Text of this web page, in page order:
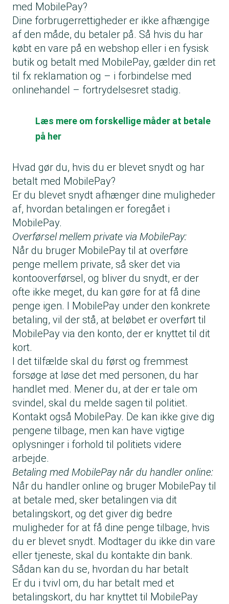
med MobilePay?
Dine forbrugerrettigheder er ikke afhængige
af den måde, du betaler på. Så hvis du har
købt en vare på en webshop eller i en fysisk
butik og betalt med MobilePay, gælder din ret
til fx reklamation og – i forbindelse med
onlinehandel – fortrydelsesret stadig.
Læs mere om forskellige måder at betale
på her
Hvad gør du, hvis du er blevet snydt og har
betalt med MobilePay?
Er du blevet snydt afhænger dine muligheder
af, hvordan betalingen er foregået i
MobilePay.
Overførsel mellem private via MobilePay:
Når du bruger MobilePay til at overføre
penge mellem private, så sker det via
kontooverførsel, og bliver du snydt, er der
ofte ikke meget, du kan gøre for at få dine
penge igen. I MobilePay under den konkrete
betaling, vil der stå, at beløbet er overført til
MobilePay via den konto, der er knyttet til dit
kort.
I det tilfælde skal du først og fremmest
forsøge at løse det med personen, du har
handlet med. Mener du, at der er tale om
svindel, skal du melde sagen til politiet.
Kontakt også MobilePay. De kan ikke give dig
pengene tilbage, men kan have vigtige
oplysninger i forhold til politiets videre
arbejde.
Betaling med MobilePay når du handler online:
Når du handler online og bruger MobilePay til
at betale med, sker betalingen via dit
betalingskort, og det giver dig bedre
muligheder for at få dine penge tilbage, hvis
du er blevet snydt. Modtager du ikke din vare
eller tjeneste, skal du kontakte din bank.
Sådan kan du se, hvordan du har betalt
Er du i tvivl om, du har betalt med et
betalingskort, du har knyttet til MobilePay